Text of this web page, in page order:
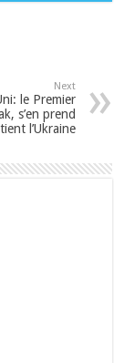
Next
le Premier
s’en prend
l’Ukraine